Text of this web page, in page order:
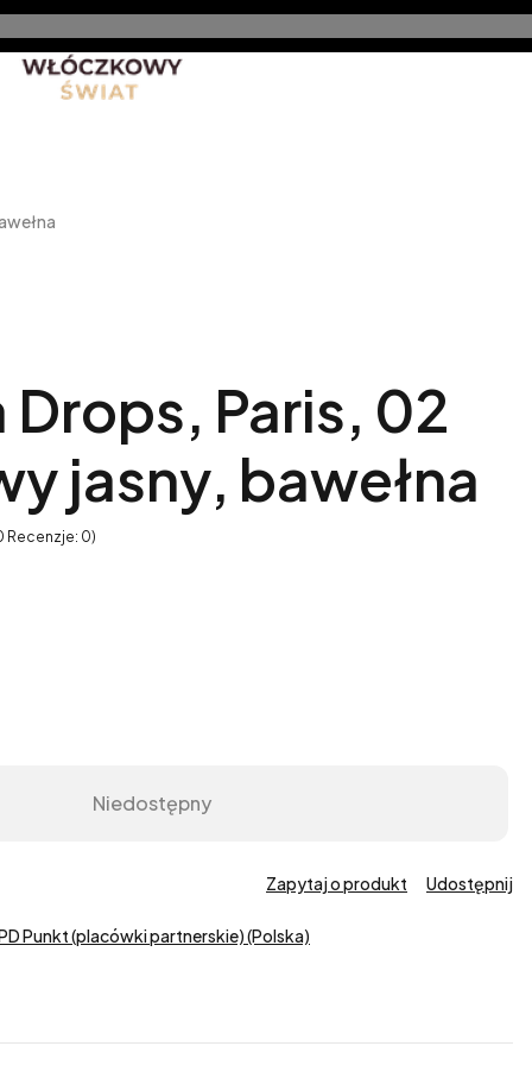
Promocje Nowe produkty
Drops, Paris, 02
jasny, bawełna
Recenzje: 0)
Niedostępny
Zapytaj o produkt Udostępnij
Punkt (placówki partnerskie) (Polska)